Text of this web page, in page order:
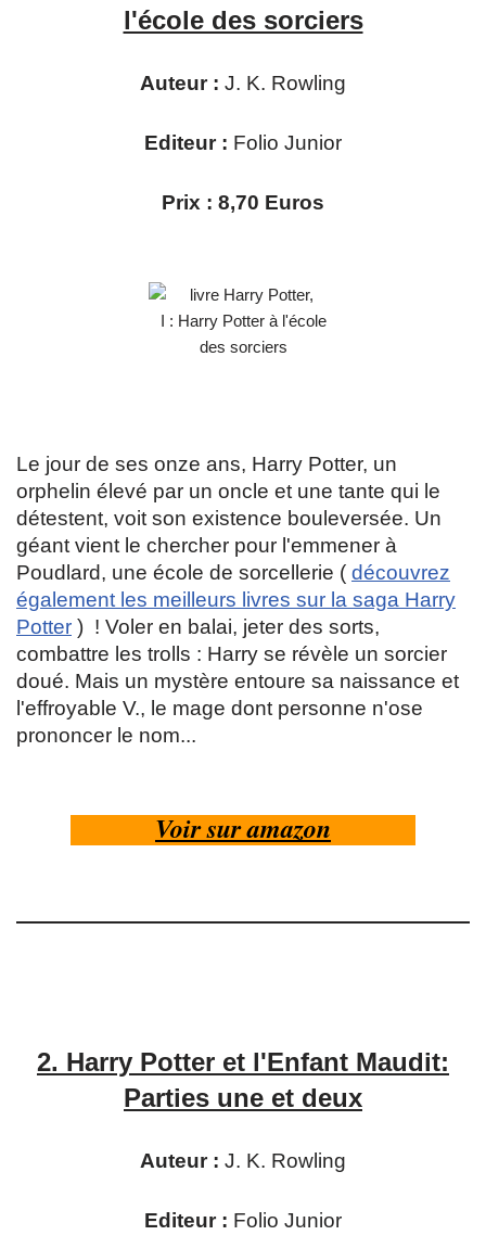
l'école des sorciers
Auteur : J. K. Rowling
Editeur : Folio Junior
Prix : 8,70 Euros
Le jour de ses onze ans, Harry Potter, un
orphelin élevé par un oncle et une tante qui le
détestent, voit son existence bouleversée. Un
géant vient le chercher pour l'emmener à
Poudlard, une école de sorcellerie ( découvrez
également les meilleurs livres sur la saga Harry
Potter ) ! Voler en balai, jeter des sorts,
combattre les trolls : Harry se révèle un sorcier
doué. Mais un mystère entoure sa naissance et
l'effroyable V., le mage dont personne n'ose
prononcer le nom...
Voir sur amazon
2. Harry Potter et l'Enfant Maudit:
Parties une et deux
Auteur : J. K. Rowling
Editeur : Folio Junior